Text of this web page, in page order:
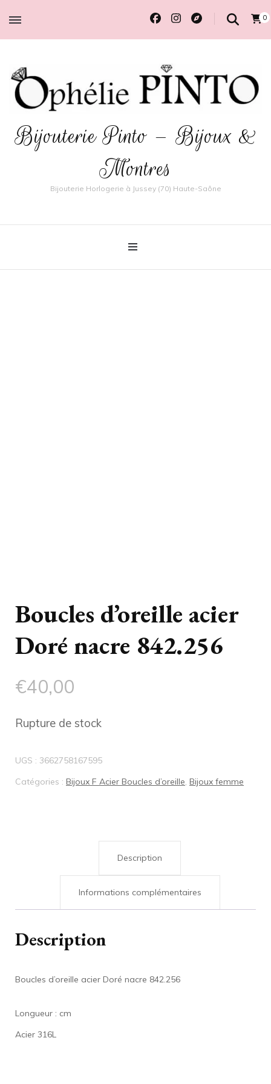
0
Bijouterie Pinto – Bijoux &
Montres
Bijouterie Horlogerie à Jussey (70) Haute-Saône
Boucles d’oreille acier
Doré nacre 842.256
€40,00
Rupture de stock
UGS : 3662758167595
Catégories : Bijoux F Acier Boucles d’oreille, Bijoux femme
Description
Informations complémentaires
Description
Boucles d’oreille acier Doré nacre 842.256
Longueur : cm
Acier 316L